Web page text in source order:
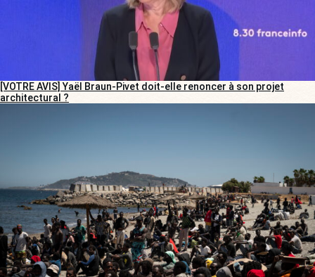
[VOTRE AVIS] Yaël Braun-Pivet doit-elle renoncer à son projet
architectural ?